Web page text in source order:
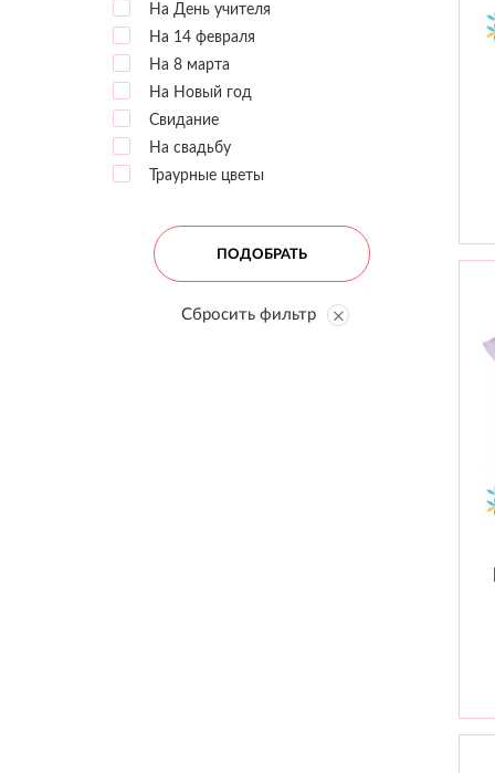
На День учителя
На 14 февраля
На 8 марта
На Новый год
Свидание
На свадьбу
Траурные цветы